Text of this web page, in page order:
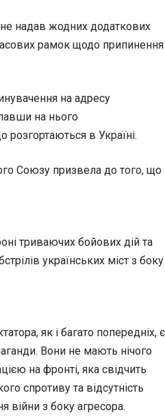
надав жодних додаткових
рамок щодо припинення
на адресу
на нього
розгортаються в Україні.
Союзу призвела до того, що
триваючих бойових дій та
українських міст з боку
як і багато попередніх, є
Вони не мають нічого
на фронті, яка свідчить
спротиву та відсутність
війни з боку агресора.